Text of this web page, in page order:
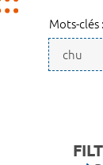
Mots-clés :